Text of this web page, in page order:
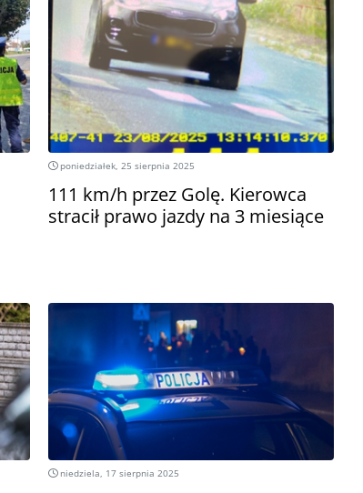
poniedziałek, 25 sierpnia 2025
111 km/h przez Golę. Kierowca
stracił prawo jazdy na 3 miesiące
niedziela, 17 sierpnia 2025